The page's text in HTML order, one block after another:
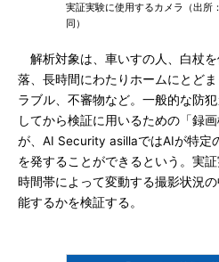
実証実験に使用するカメラ（出所
同）
解析対象は、車いすの人、白杖
落、長時間にわたりホームにとど
ラブル、不審物など。一般的な防
してから検証に用いるための「録
が、AI Security asillaではAIが特定
を発することができるという。実
時間帯によって変動する撮影状況
能するかを検証する。